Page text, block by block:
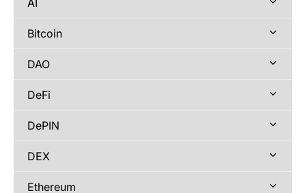
Bitcoin
DAO
DeFi
DePIN
DEX
Ethereum